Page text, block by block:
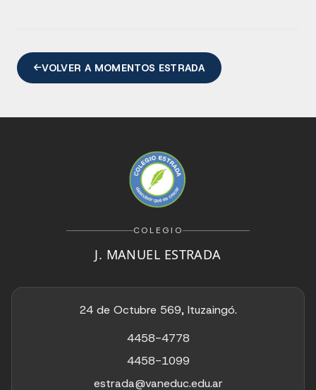
VOLVER A MOMENTOS ESTRADA
COLEGIO
J. MANUEL ESTRADA
24 de Octubre 569, Ituzaingó.
4458-4778
4458-1099
estrada@vaneduc.edu.ar